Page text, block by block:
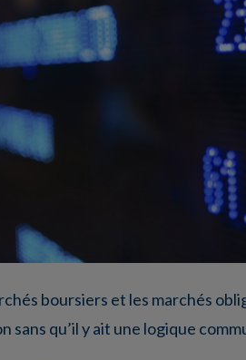
boursiers et les marchés
sans qu’il y ait une logique